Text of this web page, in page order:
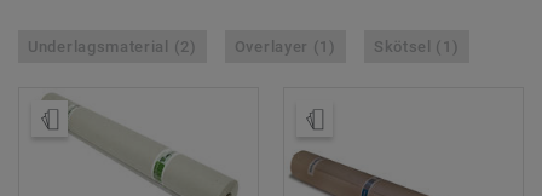
Underlagsmaterial (2) Overlayer (1) Skötsel (1)
Beställ prov